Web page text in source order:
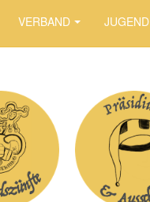
VERBAND JUGEND